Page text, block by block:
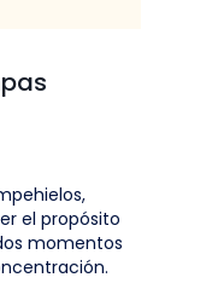
el propósito
momentos